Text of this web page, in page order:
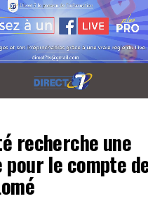
recherche une
le compte